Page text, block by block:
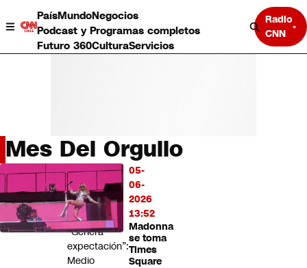
PaísMundoNegocios
Podcast y Programas completos
Futuro 360CulturaServicios
Radio
CNN
País
Negocios
Deportes
Programas completos
Mes Del Orgullo
05-
06-
2026
13:52
Madonna
se toma
Times
Square
LO
MÁS
LEÍDO
“Genera
expectación”:
Medio